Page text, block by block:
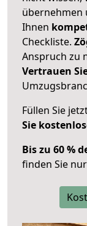
übernehmen
Ihnen
Checkliste.
Anspruch zu
Vertrauen
Füllen Sie
Sie
Bis zu 60 %
finden Sie